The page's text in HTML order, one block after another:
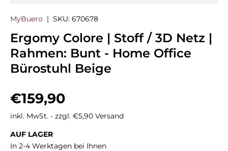
MyBuero | SKU: 670678
Ergomy Colore | Stoff / 3D Netz |
Rahmen: Bunt - Home Office
Bürostuhl Beige
Normaler Preis
€159,90
inkl. MwSt. - zzgl. €5,90 Versand
AUF LAGER
In 2-4 Werktagen bei Ihnen